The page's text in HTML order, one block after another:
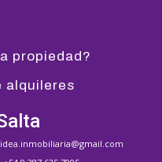
propiedad?
alquileres